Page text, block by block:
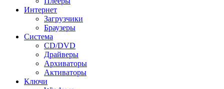
Интернет
Загрузчики
Браузеры
Система
CD/DVD
Драйверы
Архиваторы
Активаторы
Ключи